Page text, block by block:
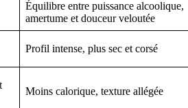
Équilibre entre puissance alcoolique,
amertume et douceur veloutée
Profil intense, plus sec et corsé
Moins calorique, texture allégée